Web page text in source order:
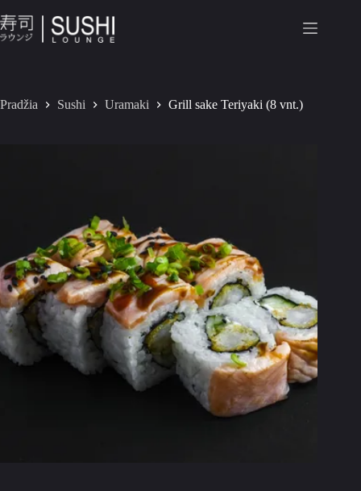
Pradžia Sushi Uramaki Grill sake Teriyaki (8 vnt.)